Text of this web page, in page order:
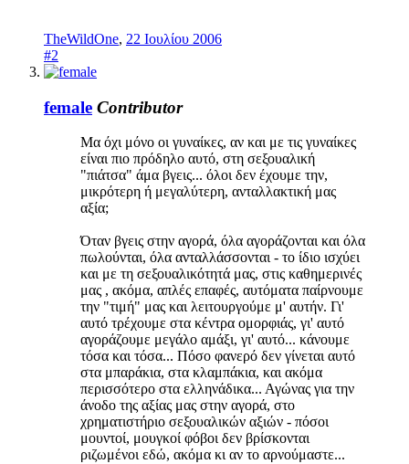
TheWildOne, 22 Ιουλίου 2006
#2
female Contributor
Μα όχι μόνο οι γυναίκες, αν και με τις γυναίκες
είναι πιο πρόδηλο αυτό, στη σεξουαλική
"πιάτσα" άμα βγεις... όλοι δεν έχουμε την,
μικρότερη ή μεγαλύτερη, ανταλλακτική μας
αξία;
Όταν βγεις στην αγορά, όλα αγοράζονται και όλα
πωλούνται, όλα ανταλλάσσονται - το ίδιο ισχύει
και με τη σεξουαλικότητά μας, στις καθημερινές
μας , ακόμα, απλές επαφές, αυτόματα παίρνουμε
την "τιμή" μας και λειτουργούμε μ' αυτήν. Γι'
αυτό τρέχουμε στα κέντρα ομορφιάς, γι' αυτό
αγοράζουμε μεγάλο αμάξι, γι' αυτό... κάνουμε
τόσα και τόσα... Πόσο φανερό δεν γίνεται αυτό
στα μπαράκια, στα κλαμπάκια, και ακόμα
περισσότερο στα ελληνάδικα... Αγώνας για την
άνοδο της αξίας μας στην αγορά, στο
χρηματιστήριο σεξουαλικών αξιών - πόσοι
μουντοί, μουγκοί φόβοι δεν βρίσκονται
ριζωμένοι εδώ, ακόμα κι αν το αρνούμαστε...